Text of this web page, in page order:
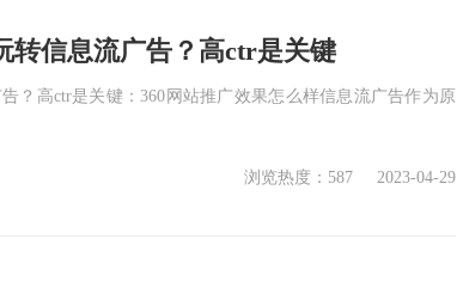
转信息流广告？高ctr是关键
？高ctr是关键：360网站推广效果怎么样信息流广告作为原
2023-04-29
浏览热度：587